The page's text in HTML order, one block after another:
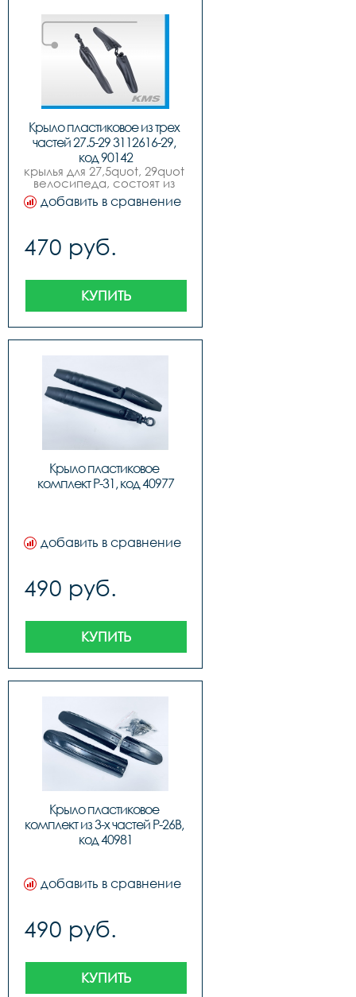
Крыло пластиковое из трех
частей 27.5-29 3112616-29,
код 90142
крылья для 27,5quot, 29quot
велосипеда, состоят из
трех частей комплект.
добавить в сравнение
470 руб.
КУПИТЬ
Крыло пластиковое
комплект P-31, код 40977
добавить в сравнение
490 руб.
КУПИТЬ
Крыло пластиковое
комплект из 3-х частей P-26B,
код 40981
добавить в сравнение
490 руб.
КУПИТЬ